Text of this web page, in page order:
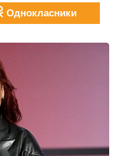
Однокласники